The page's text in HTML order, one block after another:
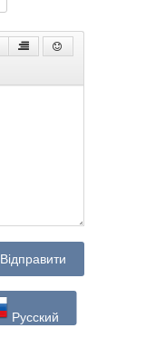
Відправити
Русский